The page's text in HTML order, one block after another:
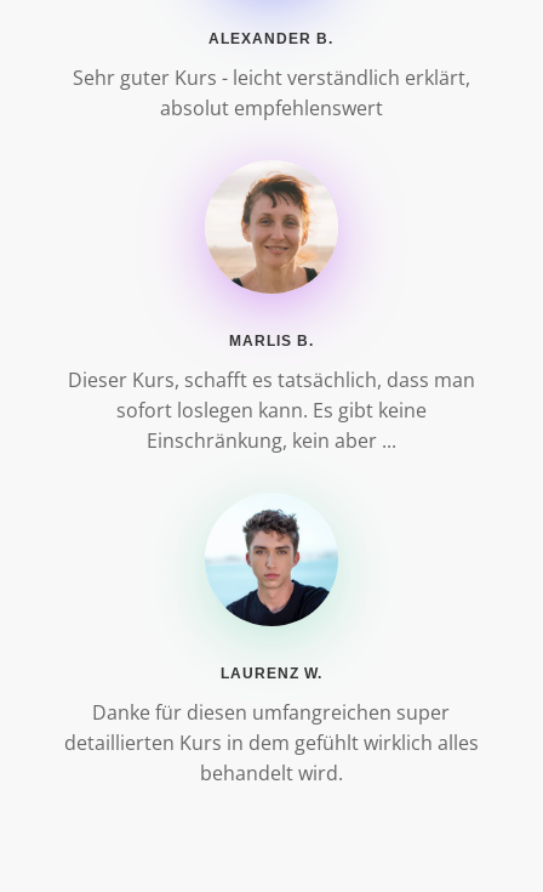
ALEXANDER B.
Sehr guter Kurs - leicht verständlich erklärt,
absolut empfehlenswert
MARLIS B.
Dieser Kurs, schafft es tatsächlich, dass man
sofort loslegen kann. Es gibt keine
Einschränkung, kein aber ...
LAURENZ W.
Danke für diesen umfangreichen super
detaillierten Kurs in dem gefühlt wirklich alles
behandelt wird.